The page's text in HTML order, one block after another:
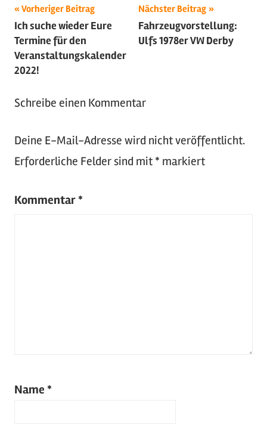
Schlagwörter:
2021,
Fahrzeugvorstellung
Foto-
Shootings
Beitragsnavigation
Vorheriger Beitrag
Ich suche wieder Eure
Termine für den
Veranstaltungskalender
2022!
Nächster Beitrag
Fahrzeugvorstellung:
Ulfs 1978er VW Derby
Schreibe einen Kommentar
Deine E-Mail-Adresse wird nicht veröffentlicht.
Erforderliche Felder sind mit * markiert
Kommentar *
Name *